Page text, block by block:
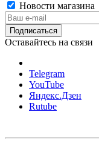
Новости магазина
Оставайтесь на связи
Telegram
YouTube
Яндекс.Дзен
Rutube